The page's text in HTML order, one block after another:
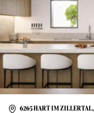
6265 HART IM ZILLERTAL,